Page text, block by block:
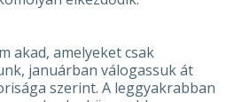
akad, amelyeket csak
januárban válogassuk át
szerint. A leggyakrabban